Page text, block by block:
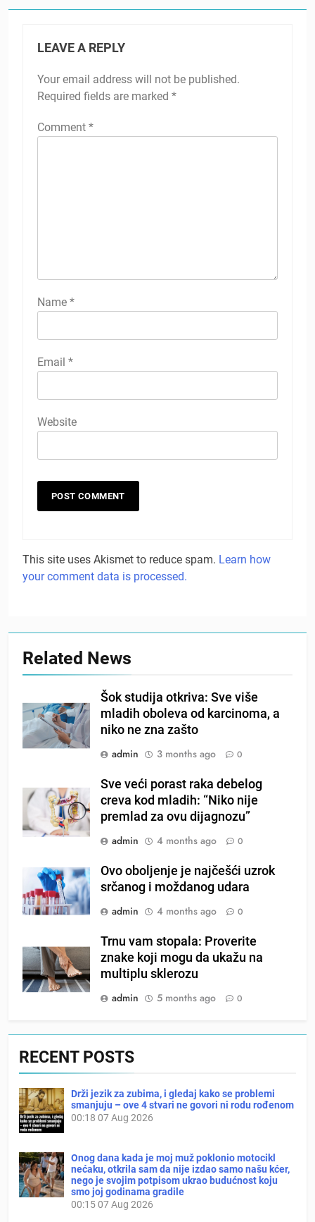
LEAVE A REPLY
Your email address will not be published.
Required fields are marked *
Comment *
Name *
Email *
Website
This site uses Akismet to reduce spam. Learn how
your comment data is processed.
Related News
Šok studija otkriva: Sve više
mladih oboleva od karcinoma, a
niko ne zna zašto
admin
3 months ago 0
Sve veći porast raka debelog
creva kod mladih: “Niko nije
premlad za ovu dijagnozu”
admin
4 months ago 0
Ovo oboljenje je najčešći uzrok
srčanog i moždanog udara
admin
4 months ago 0
Trnu vam stopala: Proverite
znake koji mogu da ukažu na
multiplu sklerozu
admin
5 months ago 0
RECENT POSTS
Drži jezik za zubima, i gledaj kako se problemi
smanjuju – ove 4 stvari ne govori ni rodu rođenom
00:18 07 Aug 2026
Onog dana kada je moj muž poklonio motocikl
nećaku, otkrila sam da nije izdao samo našu kćer,
nego je svojim potpisom ukrao budućnost koju
smo joj godinama gradile
00:1507 Aug 2026